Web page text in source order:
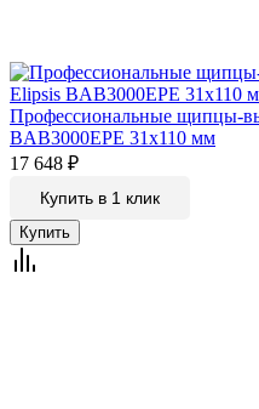
Профессиональные щипцы-
BAB3000EPE 31х110 мм
17 648 ₽
Купить в 1 клик